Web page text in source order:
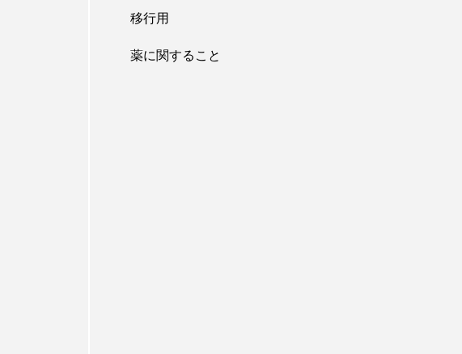
移行用
薬に関すること